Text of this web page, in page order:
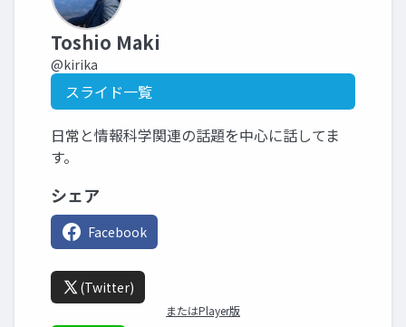
Toshio Maki
@kirika
スライド一覧
日常と情報科学関連の話題を中心に話してま
す。
シェア
Facebook
(Twitter)
またはPlayer版